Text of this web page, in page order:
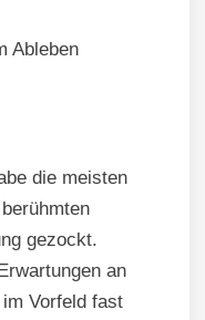
Ableben
die meisten
gezockt.
an
Vorfeld fast